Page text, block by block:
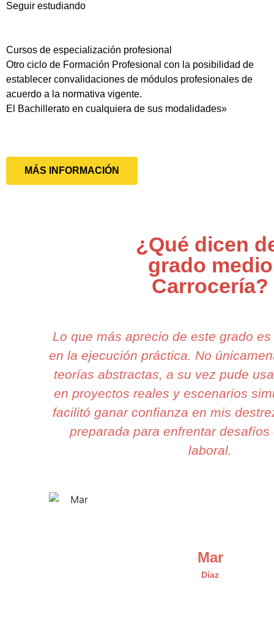
Seguir estudiando
Cursos de especialización profesional
Otro ciclo de Formación Profesional con la posibilidad de
establecer convalidaciones de módulos profesionales de
acuerdo a la normativa vigente.
El Bachillerato en cualquiera de sus modalidades»
MÁS INFORMACIÓN
¿Qué dicen
grado medio
Carrocería?
Lo que más aprecio de este grado
en la ejecución práctica. No
teorías abstractas, a su vez pude
en proyectos reales y escenarios
facilitó ganar confianza en mis
preparada para enfrentar desafíos
laboral.
Mar
Díaz